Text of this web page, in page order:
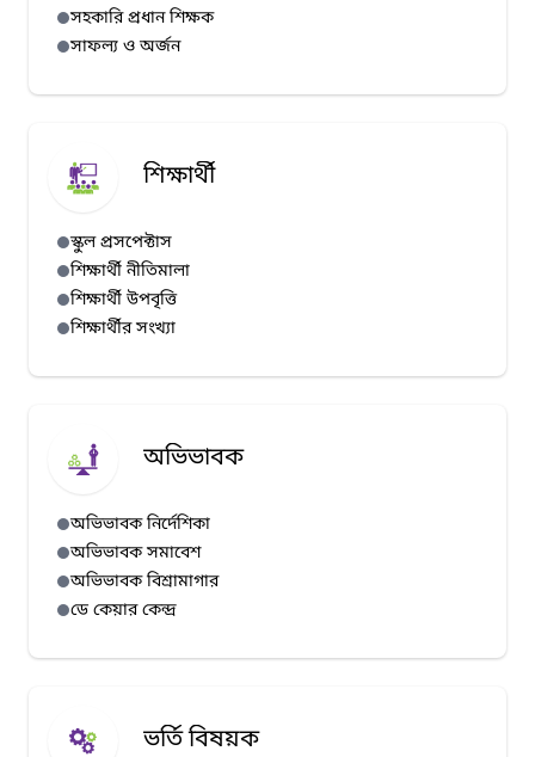
সহকারি প্রধান শিক্ষক
সাফল্য ও অর্জন
শিক্ষার্থী
স্কুল প্রসপেক্টাস
শিক্ষার্থী নীতিমালা
শিক্ষার্থী উপবৃত্তি
শিক্ষার্থীর সংখ্যা
অভিভাবক
অভিভাবক নির্দেশিকা
অভিভাবক সমাবেশ
অভিভাবক বিশ্রামাগার
ডে কেয়ার কেন্দ্র
ভর্তি বিষয়ক